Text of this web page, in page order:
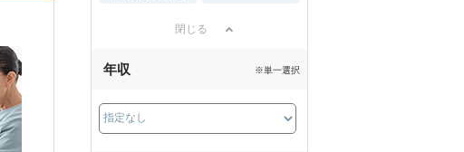
閉じる
年収 ※単一選択